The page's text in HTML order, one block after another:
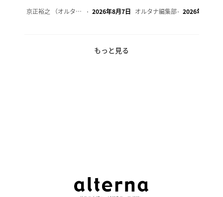
京正裕之 （オルタナ副編集長） 2026年8月7日 オルタナ編集部 2026年8月7日
もっと見る